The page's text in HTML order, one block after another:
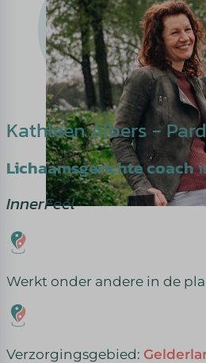
Kathleen Albers -
Lichaamsgerichte coach
InnerFeel
Werkt onder andere in de
Verzorgingsgebied: